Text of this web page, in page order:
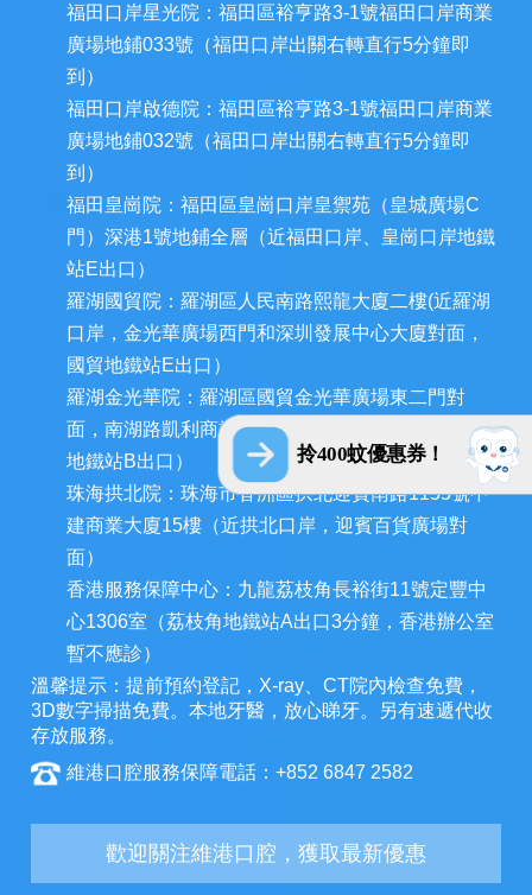
拎400蚊優惠券！
福田口岸星光院：福田區裕亨路3-1號福田口岸商業
廣場地鋪033號（福田口岸出關右轉直行5分鐘即
到）
福田口岸啟德院：福田區裕亨路3-1號福田口岸商業
廣場地鋪032號（福田口岸出關右轉直行5分鐘即
到）
福田皇崗院：福田區皇崗口岸皇禦苑（皇城廣場C
門）深港1號地鋪全層（近福田口岸、皇崗口岸地鐵
站E出口）
羅湖國貿院：羅湖區人民南路熙龍大廈二樓(近羅湖
口岸，金光華廣場西門和深圳發展中心大廈對面，
國貿地鐵站E出口）
羅湖金光華院：羅湖區國貿金光華廣場東二門對
面，南湖路凱利商業廣場地鋪（近羅湖口岸、國貿
地鐵站B出口）
珠海拱北院：珠海市香洲區拱北迎賓南路1155號中
建商業大廈15樓（近拱北口岸，迎賓百貨廣場對
面）
香港服務保障中心：九龍荔枝角長裕街11號定豐中
心1306室（荔枝角地鐵站A出口3分鐘，香港辦公室
暫不應診）
溫馨提示：提前預約登記，X-ray、CT院內檢查免費，
3D數字掃描免費。本地牙醫，放心睇牙。另有速遞代收
存放服務。
維港口腔服務保障電話：+852 6847 2582
歡迎關注維港口腔，獲取最新優惠